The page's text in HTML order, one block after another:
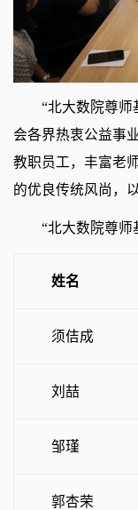
“北大数院尊师
会各界热衷公益事
教职员工，丰富老
的优良传统风尚，
“北大数院尊师
姓名
须佶成
刘喆
邹瑾
郭杏荣